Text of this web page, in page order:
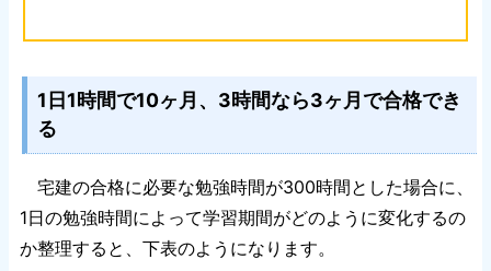
1日1時間で10ヶ月、3時間なら3ヶ月で合格でき
る
宅建の合格に必要な勉強時間が300時間とした場合に、
1日の勉強時間によって学習期間がどのように変化するの
か整理すると、下表のようになります。